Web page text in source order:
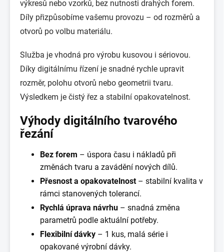
výkresů nebo vzorků, bez nutnosti drahých forem.
Díly přizpůsobíme vašemu provozu – od rozměrů a
otvorů po volbu materiálu.
Služba je vhodná pro výrobu kusovou i sériovou.
Díky digitálnímu řízení je snadné rychle upravit
rozměr, polohu otvorů nebo geometrii tvaru.
Výsledkem je čistý řez a stabilní opakovatelnost.
Výhody digitálního tvarového
řezání
Bez forem – úspora času i nákladů při
změnách tvaru a zavádění nových dílů.
Přesnost a opakovatelnost– stabilní kvalita v
rámci stanovených tolerancí.
Rychlá úprava návrhu – snadná změna
parametrů podle aktuální potřeby.
Flexibilní dávky – 1 kus, malá série i
opakované výrobní dávky.